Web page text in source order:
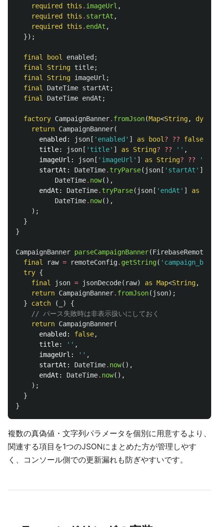
required
this . imageUrl ,
required
this . startAt ,
required
this . endAt ,
});
final bool enabled ;
final
String title;
final
String imageUrl ;
final
DateTime startAt ;
final
DateTime endAt ;
factory CampaignBanner. fromJson(Map<String,
return CampaignBanner(
enabled:
json [ 'enabled' ] as bool ? ?? false
title:
json [ 'title' ] as String? ?? '' ,
imageUrl:
json [ 'imageUrl' ] as String? ?? ''
startAt:
DateTime. tryParse( json [ 'startAt' ]
DateTime. now(),
endAt:
DateTime. tryParse( json [ 'endAt' ] as
DateTime. now(),
);
}
}
CampaignBanner parseCampaignBanner(
final
raw = remoteConfig. getString(
try {
final
json = jsonDecode( raw) as Map<String,
return CampaignBanner. fromJson( json);
}
catch ( )
{
// パース失敗時は非表示扱いにしておく
return CampaignBanner(
enabled:
false,
title:
'' ,
imageUrl:
'' ,
startAt:
DateTime. now(),
endAt:
DateTime. now(),
);
}
}
複数の真偽値・文字列パラメータを個別に用意するより、
関連する項目を1つのJSONにまとめた方が管理しやす
く、コンソール側での更新漏れも防ぎやすいです。